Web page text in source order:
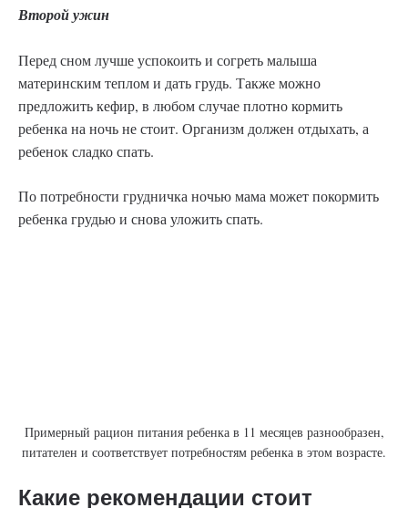
Второй ужин
Перед сном лучше успокоить и согреть малыша
материнским теплом и дать грудь. Также можно
предложить кефир, в любом случае плотно кормить
ребенка на ночь не стоит. Организм должен отдыхать, а
ребенок сладко спать.
По потребности грудничка ночью мама может покормить
ребенка грудью и снова уложить спать.
Примерный рацион питания ребенка в 11 месяцев разнообразен,
питателен и соответствует потребностям ребенка в этом возрасте.
Какие рекомендации стоит